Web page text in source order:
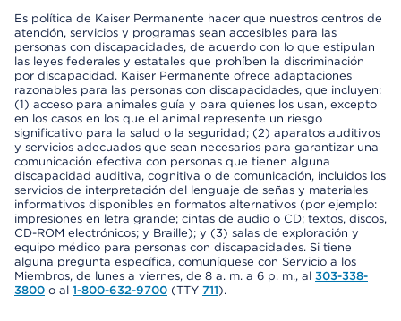
Es política de Kaiser Permanente hacer que nuestros centros de
atención, servicios y programas sean accesibles para las
personas con discapacidades, de acuerdo con lo que estipulan
las leyes federales y estatales que prohíben la discriminación
por discapacidad. Kaiser Permanente ofrece adaptaciones
razonables para las personas con discapacidades, que incluyen:
(1) acceso para animales guía y para quienes los usan, excepto
en los casos en los que el animal represente un riesgo
significativo para la salud o la seguridad; (2) aparatos auditivos
y servicios adecuados que sean necesarios para garantizar una
comunicación efectiva con personas que tienen alguna
discapacidad auditiva, cognitiva o de comunicación, incluidos los
servicios de interpretación del lenguaje de señas y materiales
informativos disponibles en formatos alternativos (por ejemplo:
impresiones en letra grande; cintas de audio o CD; textos, discos,
CD-ROM electrónicos; y Braille); y (3) salas de exploración y
equipo médico para personas con discapacidades. Si tiene
alguna pregunta específica, comuníquese con Servicio a los
Miembros, de lunes a viernes, de 8 a. m. a 6 p. m., al 303-338-
3800 o al 1-800-632-9700 (TTY 711).